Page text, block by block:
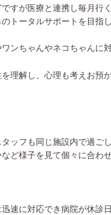
すが医療と連携し毎月行
トータルサポートを目指
ンちゃんやネコちゃんに
理解し、心理も考えお預
ッフも同じ施設内で過ご
ど様子を見て個々に合わ
速に対応でき病院が休診